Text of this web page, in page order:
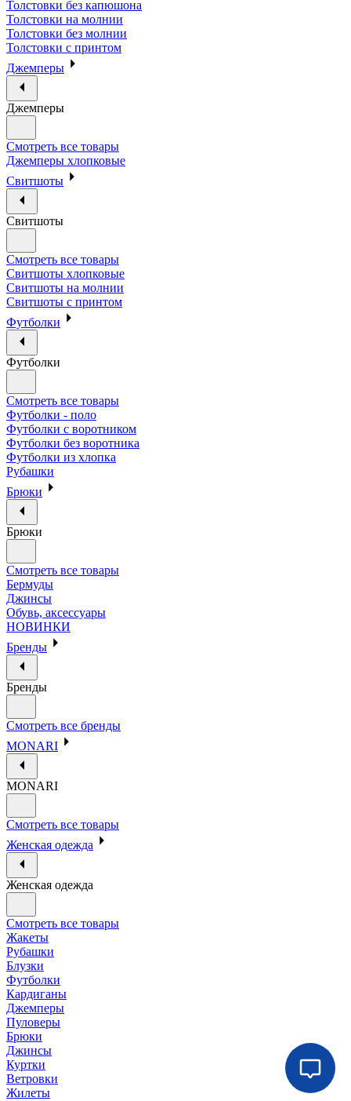
Толстовки без капюшона
Толстовки на молнии
Толстовки без молнии
Толстовки с принтом
Джемперы
Джемперы
Смотреть все товары
Джемперы хлопковые
Свитшоты
Свитшоты
Смотреть все товары
Свитшоты хлопковые
Свитшоты на молнии
Свитшоты с принтом
Футболки
Футболки
Смотреть все товары
Футболки - поло
Футболки с воротником
Футболки без воротника
Футболки из хлопка
Рубашки
Брюки
Брюки
Смотреть все товары
Бермуды
Джинсы
Обувь, аксессуары
НОВИНКИ
Бренды
Бренды
Смотреть все бренды
MONARI
MONARI
Смотреть все товары
Женская одежда
Женская одежда
Смотреть все товары
Жакеты
Рубашки
Блузки
Футболки
Кардиганы
Джемперы
Пуловеры
Брюки
Джинсы
Куртки
Ветровки
Жилеты